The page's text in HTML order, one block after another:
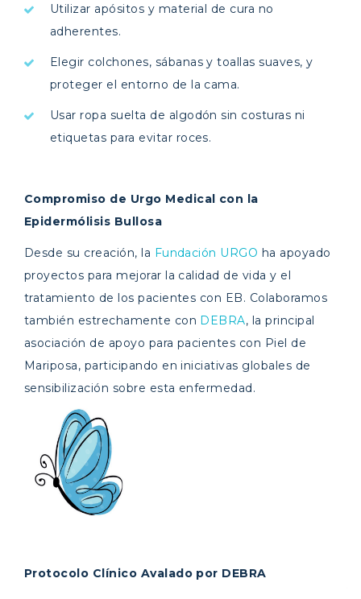
Utilizar apósitos y material de cura no
adherentes.
Elegir colchones, sábanas y toallas suaves, y
proteger el entorno de la cama.
Usar ropa suelta de algodón sin costuras ni
etiquetas para evitar roces.
Compromiso de Urgo Medical con la
Epidermólisis Bullosa
Desde su creación, la Fundación URGO ha apoyado
proyectos para mejorar la calidad de vida y el
tratamiento de los pacientes con EB. Colaboramos
también estrechamente con DEBRA, la principal
asociación de apoyo para pacientes con Piel de
Mariposa, participando en iniciativas globales de
sensibilización sobre esta enfermedad.
Protocolo Clínico Avalado por DEBRA